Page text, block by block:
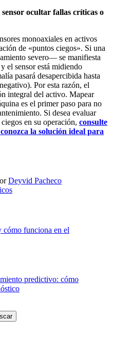
ocultar fallas críticas o
monoaxiales en activos
de «puntos ciegos». Si una
severo— se manifiesta
el sensor está midiendo
pasará desapercibida hasta
Por esta razón, el
integral del activo. Mapear
es el primer paso para no
Si desea evaluar
en su operación, consulte
la solución ideal para
Deyvid Pacheco
cómo funciona en el
predictivo: cómo